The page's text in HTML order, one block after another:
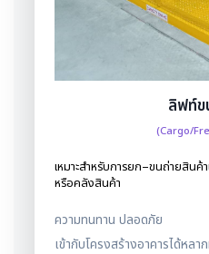
ลิฟท์ข
(Cargo/
เหมาะสำหรับการยก–ขนถ่ายสินค้
หรือคลังสินค้า
ความทนทาน ปลอดภัย
เข้ากับโครงสร้างอาคารได้หลา